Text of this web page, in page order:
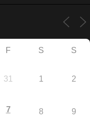
F S S
31 1 2
7 8 9